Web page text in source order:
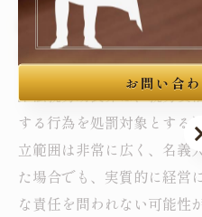
6. 不法就労助長罪とは
をわかりやすく解説
不法就労助長罪は、就労資
する行為を処罰対象とする
立範囲は非常に広く、名義
た場合でも、実質的に経営
な責任を問われない可能性
お問い合
お問い合